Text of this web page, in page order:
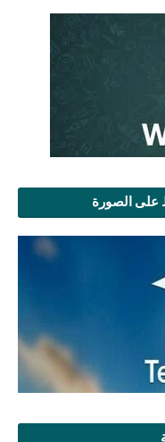
على الصورة